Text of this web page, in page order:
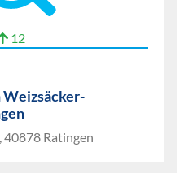
12
Ratingen